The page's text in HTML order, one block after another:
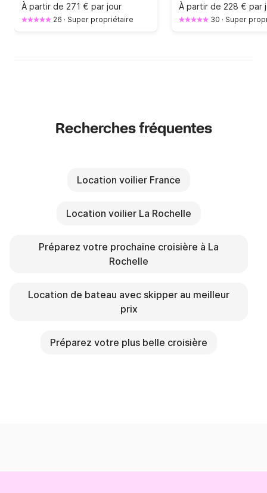
À partir de 271 € par jour
26 · Super propriétaire
À partir de 228 € par
30 · Super
Recherches fréquentes
Location voilier France
Location voilier La Rochelle
Préparez votre prochaine croisière à La
Rochelle
Location de bateau avec skipper au meilleur
prix
Préparez votre plus belle croisière